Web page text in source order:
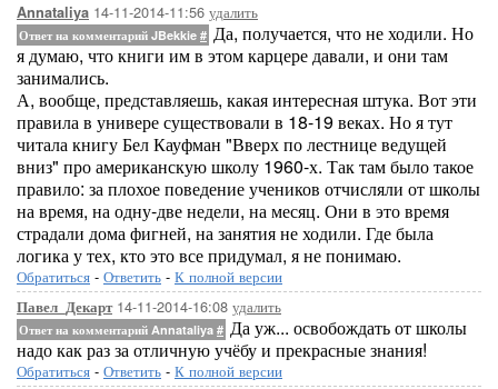
Annataliya 14-11-2014-11:56 удалить
Ответ на комментарий JBekkie # Да, получается, что не ходили. Но
я думаю, что книги им в этом карцере давали, и они там
занимались.
А, вообще, представляешь, какая интересная штука. Вот эти
правила в универе существовали в 18-19 веках. Но я тут
читала книгу Бел Кауфман "Вверх по лестнице ведущей
вниз" про американскую школу 1960-х. Так там было такое
правило: за плохое поведение учеников отчисляли от школы
на время, на одну-две недели, на месяц. Они в это время
страдали дома фигней, на занятия не ходили. Где была
логика у тех, кто это все придумал, я не понимаю.
Обратиться - Ответить - К полной версии
Павел_Декарт14-11-2014-16:08 удалить
Ответ на комментарий Annataliya # Да уж... освобождать от школы
надо как раз за отличную учёбу и прекрасные знания!
Обратиться - Ответить - К полной версии